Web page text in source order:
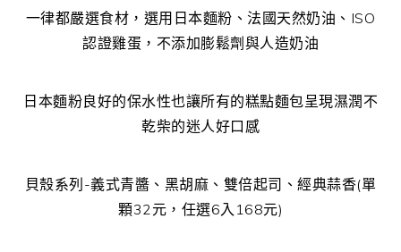
一律都嚴選食材，選用日本麵粉、法國天然奶油、ISO
認證雞蛋，不添加膨鬆劑與人造奶油
日本麵粉良好的保水性也讓所有的糕點麵包呈現濕潤不
乾柴的迷人好口感
貝殼系列-義式青醬、黑胡麻、雙倍起司、經典蒜香(單
顆32元，任選6入168元)